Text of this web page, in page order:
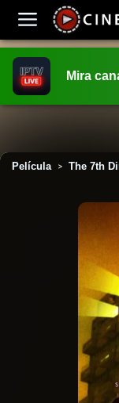
Mira
Película > The 7th